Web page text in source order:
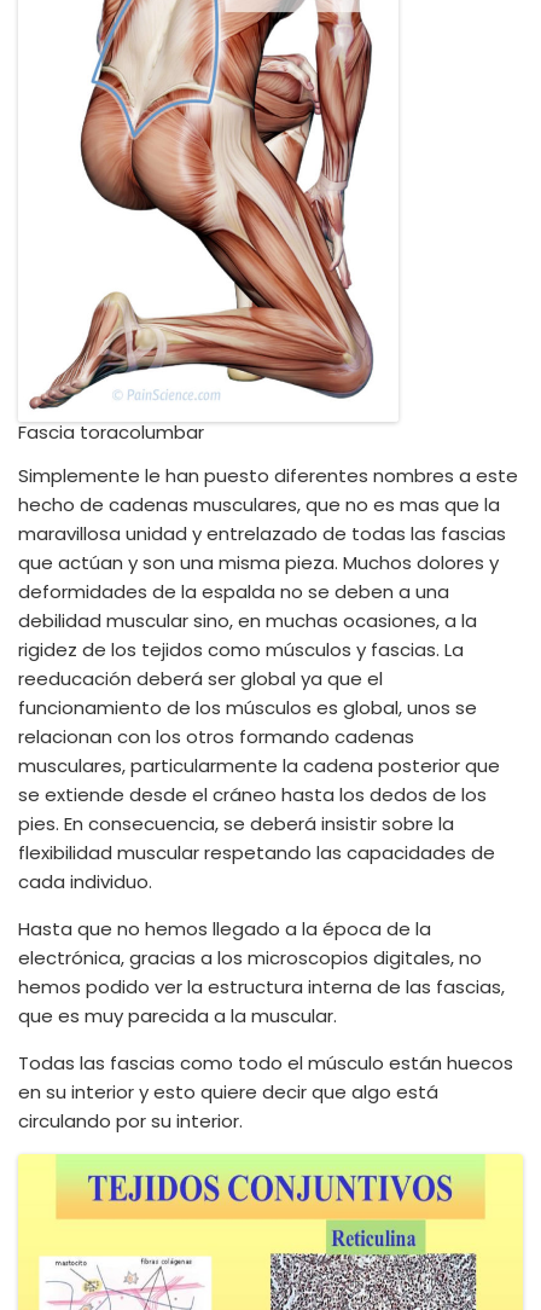
Fascia toracolumbar
Simplemente le han puesto diferentes nombres a este
hecho de cadenas musculares, que no es mas que la
maravillosa unidad y entrelazado de todas las fascias
que actúan y son una misma pieza. Muchos dolores y
deformidades de la espalda no se deben a una
debilidad muscular sino, en muchas ocasiones, a la
rigidez de los tejidos como músculos y fascias. La
reeducación deberá ser global ya que el
funcionamiento de los músculos es global, unos se
relacionan con los otros formando cadenas
musculares, particularmente la cadena posterior que
se extiende desde el cráneo hasta los dedos de los
pies. En consecuencia, se deberá insistir sobre la
flexibilidad muscular respetando las capacidades de
cada individuo.
Hasta que no hemos llegado a la época de la
electrónica, gracias a los microscopios digitales, no
hemos podido ver la estructura interna de las fascias,
que es muy parecida a la muscular.
Todas las fascias como todo el músculo están huecos
en su interior y esto quiere decir que algo está
circulando por su interior.